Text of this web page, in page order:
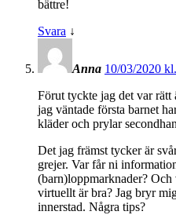
bättre!
Svara ↓
Anna 10/03/2020
Förut tyckte jag det var rätt
jag väntade första barnet
kläder och prylar
Det jag främst tycker är
grejer. Var får ni
(barn)loppmarknader?
virtuellt är bra? Jag bryr
innerstad. Några tips?